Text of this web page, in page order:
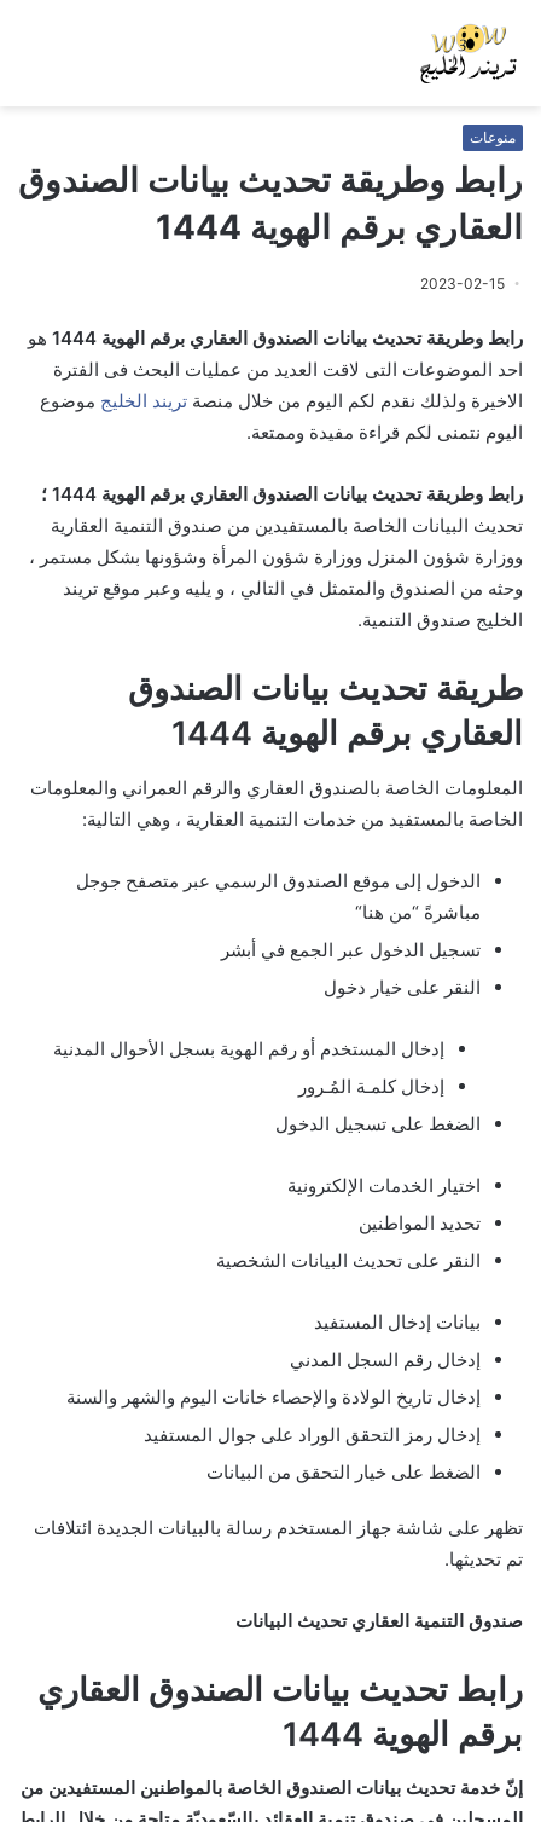
منوعات
رابط وطريقة تحديث بيانات الصندوق
العقاري برقم الهوية 1444
2023-02-15
رابط وطريقة تحديث بيانات الصندوق العقاري برقم الهوية 1444
هو
احد الموضوعات التى لاقت العديد من عمليات البحث فى الفترة
الاخيرة ولذلك نقدم لكم اليوم من خلال منصة تريند الخليج موضوع
اليوم نتمنى لكم قراءة مفيدة وممتعة.
رابط وطريقة تحديث بيانات الصندوق العقاري برقم الهوية 1444 ؛
تحديث البيانات الخاصة بالمستفيدين من صندوق التنمية العقارية
ووزارة شؤون المنزل ووزارة شؤون المرأة وشؤونها بشكل مستمر ،
وحثه من الصندوق والمتمثل في التالي ، و يليه وعبر موقع تريند
الخليج صندوق التنمية.
طريقة تحديث بيانات الصندوق
العقاري برقم الهوية 1444
المعلومات الخاصة بالصندوق العقاري والرقم العمراني والمعلومات
الخاصة بالمستفيد من خدمات التنمية العقارية ، وهي التالية:
الدخول إلى موقع الصندوق الرسمي عبر متصفح جوجل
مباشرةً “من هنا“
تسجيل الدخول عبر الجمع في أبشر
النقر على خيار دخول
إدخال المستخدم أو رقم الهوية بسجل الأحوال المدنية
إدخال كلمـة المُـرور
الضغط على تسجيل الدخول
اختيار الخدمات الإلكترونية
تحديد المواطنين
النقر على تحديث البيانات الشخصية
بيانات إدخال المستفيد
إدخال رقم السجل المدني
إدخال تاريخ الولادة والإحصاء خانات اليوم والشهر والسنة
إدخال رمز التحقق الوراد على جوال المستفيد
الضغط على خيار التحقق من البيانات
تظهر على شاشة جهاز المستخدم رسالة بالبيانات الجديدة ائتلافات
تم تحديثها.
صندوق التنمية العقاري تحديث البيانات
رابط تحديث بيانات الصندوق العقاري
برقم الهوية 1444
إنّ خدمة تحديث بيانات الصندوق الخاصة بالمواطنين المستفيدين من